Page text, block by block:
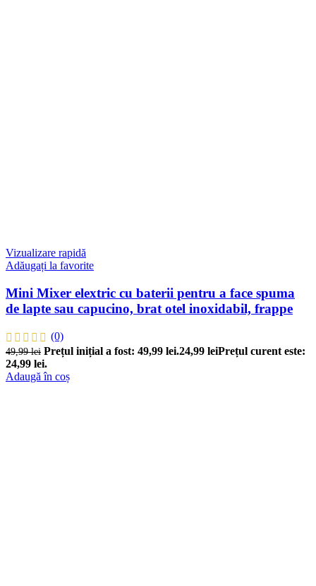
Vizualizare rapidă
Adăugați la favorite
Mini Mixer elextric cu baterii pentru a face spuma
de lapte sau capucino, brat otel inoxidabil, frappe
(0)
49,99lei Prețul inițial a fost: 49,99 lei.24,99 leiPrețul curent este:
24,99 lei.
Adaugă în coș